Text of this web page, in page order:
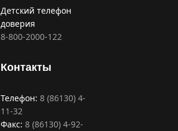
Детский телефон
доверия
8-800-2000-122
Контакты
Телефон: 8 (86130) 4-
11-32
Факс: 8 (86130) 4-92-